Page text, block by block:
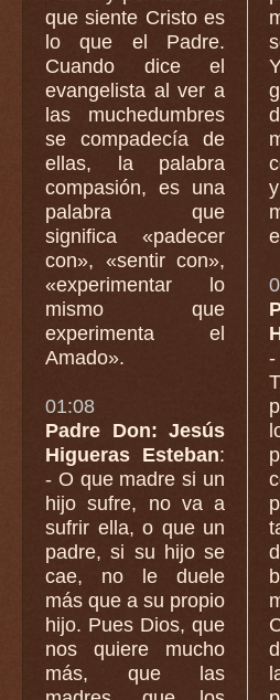
que siente Cristo es
lo que el Padre.
Cuando dice el
evangelista al ver a
las muchedumbres
se compadecía de
ellas, la palabra
compasión, es una
palabra que
significa «padecer
con», «sentir con»,
«experimentar lo
mismo que
experimenta el
Amado».
01:08
Padre Don: Jesús
Higueras Esteban:
- O que madre si un
hijo sufre, no va a
sufrir ella, o que un
padre, si su hijo se
cae, no le duele
más que a su propio
hijo. Pues Dios, que
nos quiere mucho
más, que las
y